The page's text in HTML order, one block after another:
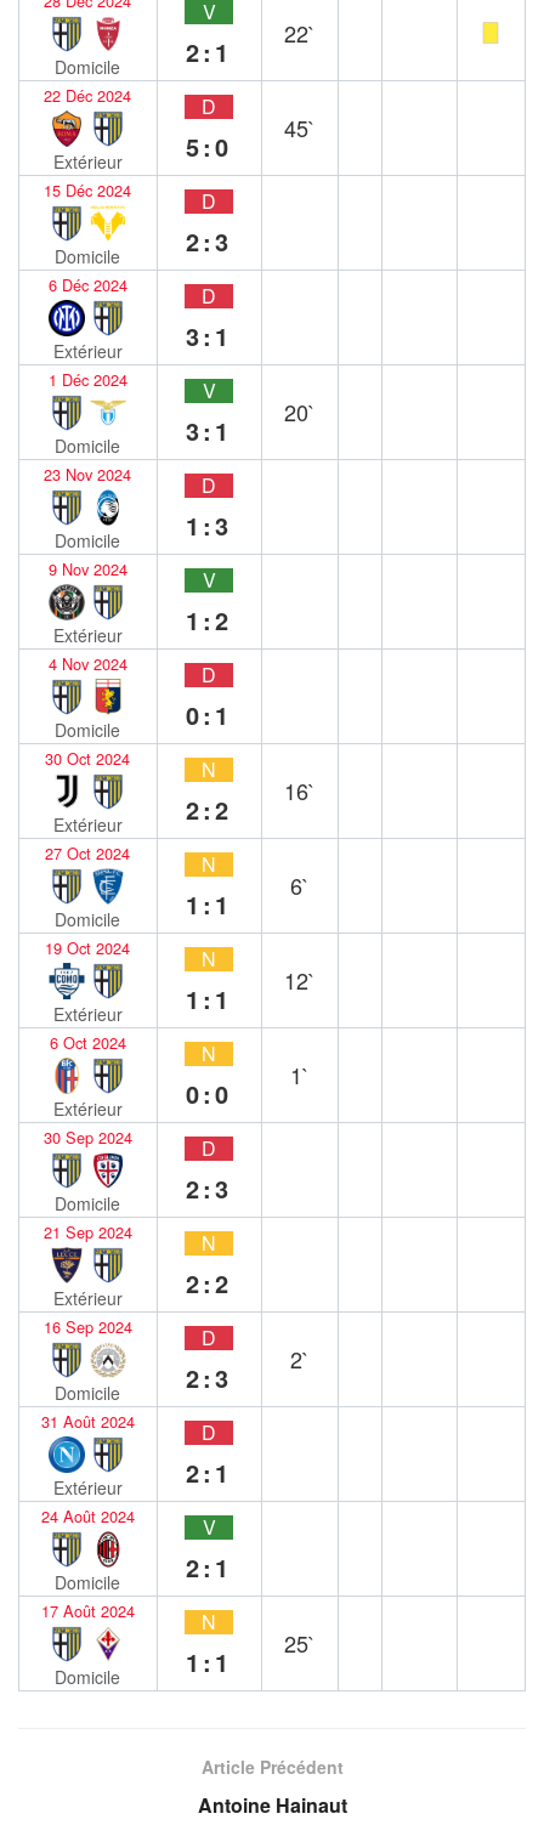
Domicile
V
2:1
22`
22 Déc 2024
Extérieur
D
5:0
45`
15 Déc 2024
Domicile
D
2:3
6 Déc 2024
Extérieur
D
3:1
1 Déc 2024
Domicile
V
3:1
20`
23 Nov 2024
Domicile
D
1:3
9 Nov 2024
Extérieur
V
1:2
4 Nov 2024
Domicile
D
0:1
30 Oct 2024
Extérieur
N
2:2
16`
27 Oct 2024
Domicile
N
1:1
6`
19 Oct 2024
Extérieur
N
1:1
12`
6 Oct 2024
Extérieur
N
0:0
1`
30 Sep 2024
Domicile
D
2:3
21 Sep 2024
Extérieur
N
2:2
16 Sep 2024
Domicile
D
2:3
2`
31 Août 2024
Extérieur
D
2:1
24 Août 2024
Domicile
V
2:1
17 Août 2024
Domicile
N
1:1
25`
Article Précédent
Antoine Hainaut